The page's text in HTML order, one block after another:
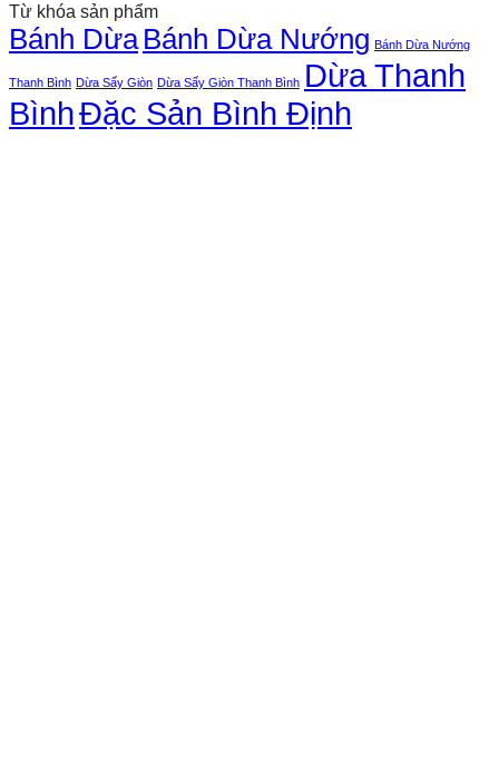
Từ khóa sản phẩm
Bánh Dừa Bánh Dừa Nướng Bánh Dừa Nướng
Thanh Bình Dừa Sấy Giòn Dừa Sấy Giòn Thanh Bình Dừa Thanh
BìnhĐặc Sản Bình Định